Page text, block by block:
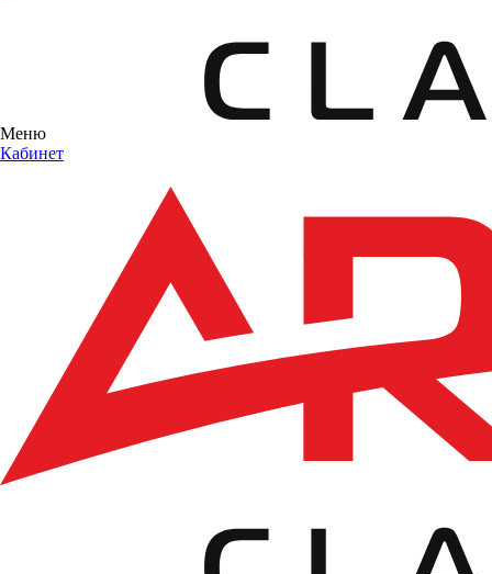
Меню
Кабинет